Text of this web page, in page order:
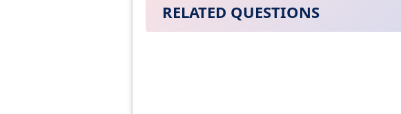
RELATED QUESTIONS